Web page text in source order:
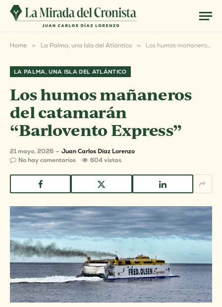
Home » La Palma, una Isla del Atlántico » Los humos mañaneros del catamarán “Barlovento Express”
LA PALMA, UNA ISLA DEL ATLÁNTICO
Los humos mañaneros
del catamarán
“Barlovento Express”
21 mayo, 2026
Juan Carlos Diaz Lorenzo
No hay comentarios
604vistas